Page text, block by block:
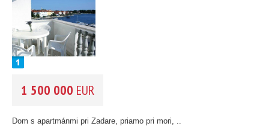
1 500 000 EUR
Dom s apartmánmi pri Zadare, priamo pri mori, ..